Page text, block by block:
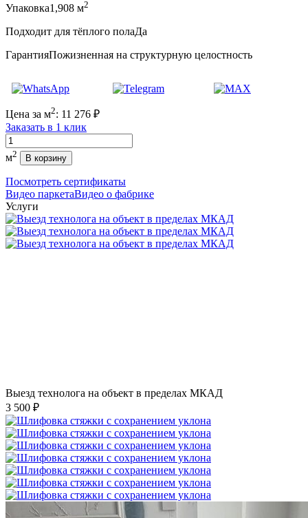
Упаковка1,908 м2
Подходит для тёплого полаДа
ГарантияПожизненная на структурную целостность
Цена за м2: 11 276 ₽
Заказать в 1 клик
Количество
м2 В корзину
Посмотреть сертификаты
Видео паркетаВидео о фабрике
Услуги
Выезд технолога на объект в пределах МКАД
3 500 ₽